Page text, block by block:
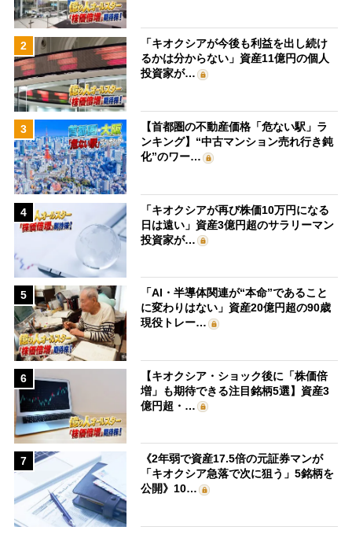
2
「キオクシアが今後も利益を出し続け
るかは分からない」資産11億円の個人
投資家が…
3
【首都圏の不動産価格「危ない駅」ラ
ンキング】“中古マンション売れ行き鈍
化”のワー…
4
「キオクシアが再び株価10万円になる
日は遠い」資産3億円超のサラリーマン
投資家が…
5
「AI・半導体関連が“本命”であること
に変わりはない」資産20億円超の90歳
現役トレー…
6
【キオクシア・ショック後に「株価倍
増」も期待できる注目銘柄5選】資産3
億円超・…
7
《2年弱で資産17.5倍の元証券マンが
「キオクシア急落で次に狙う」5銘柄を
公開》10…